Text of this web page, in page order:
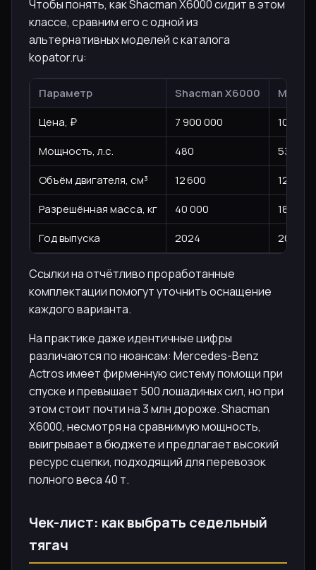
Чтобы понять, как Shacman X6000 сидит в этом
классе, сравним его с одной из
альтернативных моделей с каталога
kopator.ru:
Параметр Shacman X6000
Цена, ₽
7 900 000
10 900
Мощность, л.с.
480
530
Объём двигателя, см³
12 600
12 809
Разрешённая масса, кг
40 000
18 000
Год выпуска
2024 2023
Ссылки на отчётливо проработанные
комплектации помогут уточнить оснащение
каждого варианта.
На практике даже идентичные цифры
различаются по нюансам: Mercedes-Benz
Actros имеет фирменную систему помощи при
спуске и превышает 500 лошадиных сил, но при
этом стоит почти на 3 млн дороже. Shacman
X6000, несмотря на сравнимую мощность,
выигрывает в бюджете и предлагает высокий
ресурс сцепки, подходящий для перевозок
полного веса 40 т.
Чек-лист: как выбрать седельный
тягач